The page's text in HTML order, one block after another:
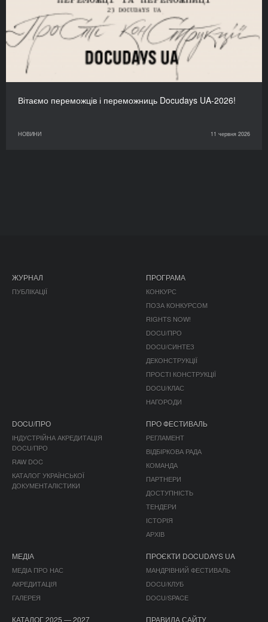
Вітаємо переможців і переможниць Docudays UA-2026!
НОВИНИ 11 червня 2026
ЖУРНАЛ
ПУБЛІКАЦІЇ
ПРОГРАМА
КОНКУРС
ПОЗА КОНКУРСОМ
RIGHTS NOW!
DOCU/ПРО
DOCU/СИНТЕЗ
ДЕКОНСТРУКЦІЇ
ПРОСТІ КОНСТРУКЦІЇ
DOCU/КЛАС
НАГОРОДИ
DOCU/ПРО
ІНДУСТРІЙНА АКРЕДИТАЦІЯ
DOCU/ПРО
RAW DOC
КАТАЛОГ УКРАЇНСЬКОЇ
ДОКУМЕНТАЛІСТИКИ
ПРО ФЕСТИВАЛЬ
РЕГЛАМЕНТ
ВІДБІРКОВА РАДА
КОМАНДА
ПАРТНЕРИ
ДОСТУПНІСТЬ
ТЕНДЕРИ
ІСТОРІЯ
АРХІВ
МЕДІА
МЕДІА ПРО НАС
АКРЕДИТАЦІЯ
ГАЛЕРЕЯ
ПРОЄКТИ DOCUDAYS UA
МАНДРІВНИЙ ФЕСТИВАЛЬ
DOCU/КЛУБ
DOCU/SPACE
КАТАЛОГ 2025 — 2027 ПРАВИЛА САЙТУ